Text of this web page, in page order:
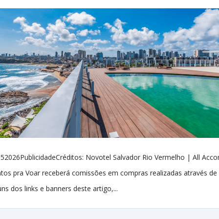
Novotel Salvador Rio Vermelho | All
pra Voar receberá comissões em compras realizadas através de
dos links e banners deste artigo,...